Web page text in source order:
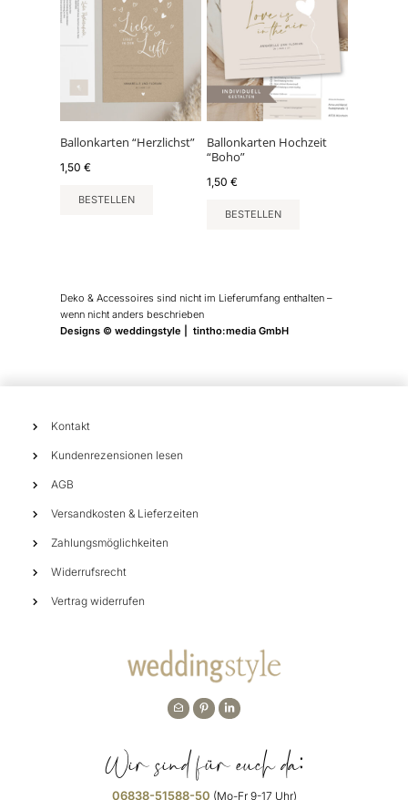
Ballonkarten “Herzlichst”
1,50 €
BESTELLEN
Ballonkarten Hochzeit
“Boho”
1,50€
BESTELLEN
Deko & Accessoires sind nicht im Lieferumfang enthalten –
wenn nicht anders beschrieben
Designs © weddingstyle | tintho:media GmbH
Kontakt
Kundenrezensionen lesen
AGB
Versandkosten & Lieferzeiten
Zahlungsmöglichkeiten
Widerrufsrecht
Vertrag widerrufen
Wir sind für euch da:
06838-51588-50 (Mo-Fr 9-17 Uhr)